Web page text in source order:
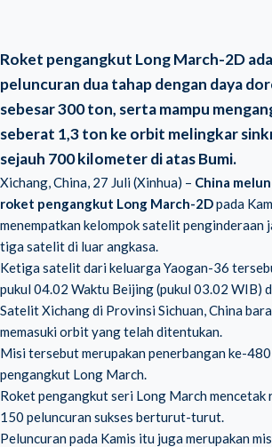
Roket pengangkut Long March-2D
peluncuran dua tahap dengan daya
sebesar 300 ton, serta mampu
seberat 1,3 ton ke orbit melingkar
sejauh 700 kilometer di atas Bumi.
Xichang, China, 27 Juli (Xinhua) – China
roket pengangkut Long March-2Dpada
menempatkan kelompok satelit penginderaan
tiga satelit di luar angkasa.
Ketiga satelit dari keluarga Yaogan-36
pukul 04.02 Waktu Beijing (pukul 03.02 WIB)
Satelit Xichang di Provinsi Sichuan, China
memasuki orbit yang telah ditentukan.
Misi tersebut merupakan penerbangan ke-
pengangkut Long March.
Roket pengangkut seri Long March mencetak
150 peluncuran sukses berturut-turut.
Peluncuran pada Kamis itu juga merupakan